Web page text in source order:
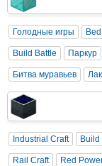
Голодные игры
Build Battle Паркур
Битва муравьев
Industrial Craft Build
Rail Craft Red